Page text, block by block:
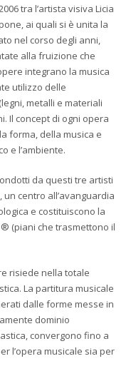
tra l’artista visiva Licia
ai quali si è unita la
nel corso degli anni,
alla fruizione che
integrano la musica
utilizzo delle
metalli e materiali
Il concept di ogni opera
forma, della musica e
e l’ambiente.
da questi tre artisti
un centro all’avanguardia
e costituiscono la
(piani che trasmettono il
risiede nella totale
La partitura musicale
dalle forme messe in
dominio
convergono fino a
l’opera musicale sia per